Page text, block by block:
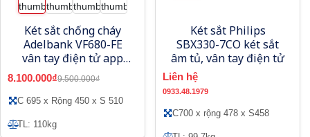
Két sắt chống cháy
Adelbank VF680-FE
vân tay điện tử app
điện thoại
8.100.000₫9.500.000₫
C 695 x Rộng 450 x S 510
TL: 110kg
Két sắt Philips
SBX330-7CO két sắt
âm tủ, vân tay điện tử
Liên hệ
0933.48.1979
C700 x rộng 478 x S458